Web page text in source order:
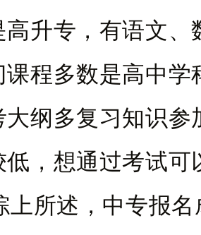
高升专，有语文、
课程多数是高中学
大纲多复习知识
，想通过考试可
述，中专报名